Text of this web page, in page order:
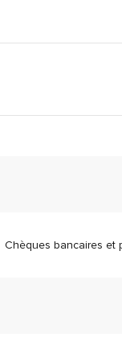
Chèques bancaires et